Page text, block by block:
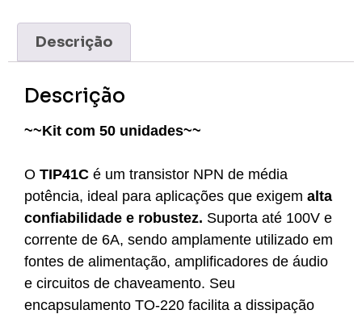
Descrição
Descrição
~~Kit com 50 unidades~~
O TIP41C é um transistor NPN de média
potência, ideal para aplicações que exigem alta
confiabilidade e robustez. Suporta até 100V e
corrente de 6A, sendo amplamente utilizado em
fontes de alimentação, amplificadores de áudio
e circuitos de chaveamento. Seu
encapsulamento TO-220 facilita a dissipação